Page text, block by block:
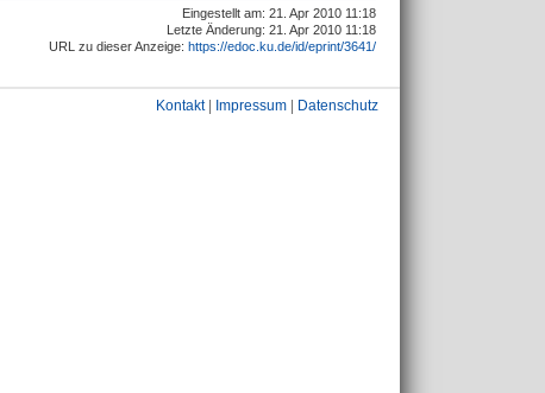
Eingestellt am: 21. Apr 2010 11:18
Letzte Änderung: 21. Apr 2010 11:18
URL zu dieser Anzeige: https://edoc.ku.de/id/eprint/3641/
Kontakt| Impressum Datenschutz